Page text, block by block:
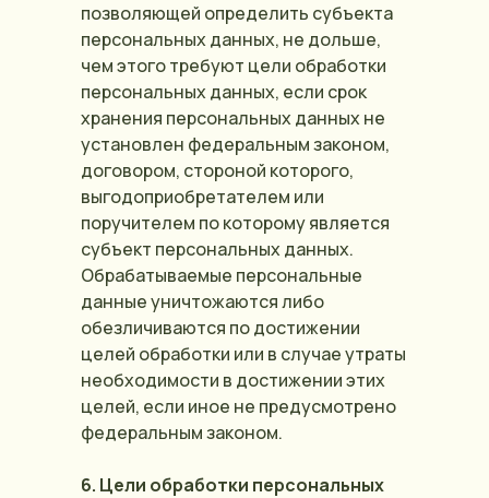
позволяющей определить субъекта
персональных данных, не дольше,
чем этого требуют цели обработки
персональных данных, если срок
хранения персональных данных не
установлен федеральным законом,
договором, стороной которого,
выгодоприобретателем или
поручителем по которому является
субъект персональных данных.
Обрабатываемые персональные
данные уничтожаются либо
обезличиваются по достижении
целей обработки или в случае утраты
необходимости в достижении этих
целей, если иное не предусмотрено
федеральным законом.
6. Цели обработки персональных